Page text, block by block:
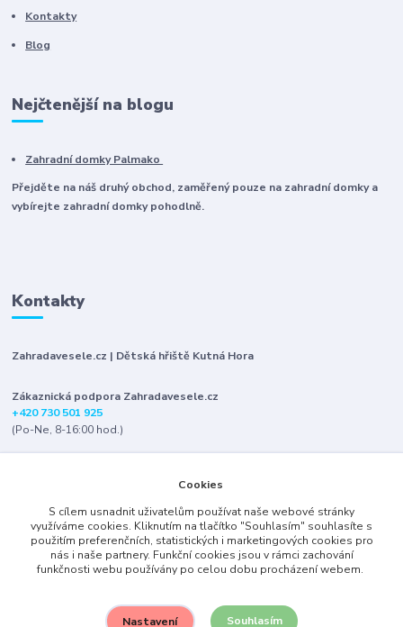
Kontakty
Blog
Nejčtenější na blogu
Zahradní domky Palmako
Přejděte na náš druhý obchod, zaměřený pouze na zahradní domky a
vybírejte zahradní domky pohodlně.
Kontakty
Zahradavesele.cz | Dětská hřiště Kutná Hora
Zákaznická podpora Zahradavesele.cz
+420 730 501 925
(Po-Ne, 8-16:00 hod.)
Cookies
S cílem usnadnit uživatelům používat naše webové stránky
využíváme cookies. Kliknutím na tlačítko "Souhlasím" souhlasíte s
použitím preferenčních, statistických i marketingových cookies pro
nás i naše partnery. Funkční cookies jsou v rámci zachování
funkčnosti webu používány po celou dobu procházení webem.
Nastavení Souhlasím